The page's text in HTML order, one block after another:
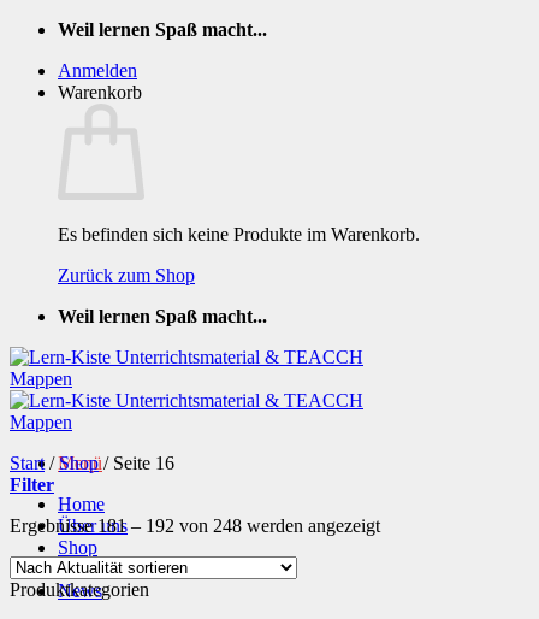
Zum
springen
Weil lernen Spaß macht...
Anmelden
Warenkorb
Es befinden sich keine Produkte im Warenkorb.
Zurück zum Shop
Weil lernen Spaß macht...
Menü
Home
Über uns
Shop
Info
News
Start / Shop /Seite 16
Filter
Ergebnisse 181 – 192 von 248 werden angezeigtNach
Produktkategorien